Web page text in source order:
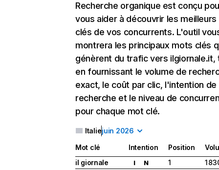
Recherche organique est conçu
vous aider à découvrir les
clés de vos concurrents. L'outil
montrera les principaux mots clés
génèrent du trafic vers ilgiornale.it,
en fournissant le volume de
exact, le coût par clic, l'intention de
recherche et le niveau de
pour chaque mot clé.
Italiejuin 2026
Mot clé Intention Position
il giornale
I N 1
1